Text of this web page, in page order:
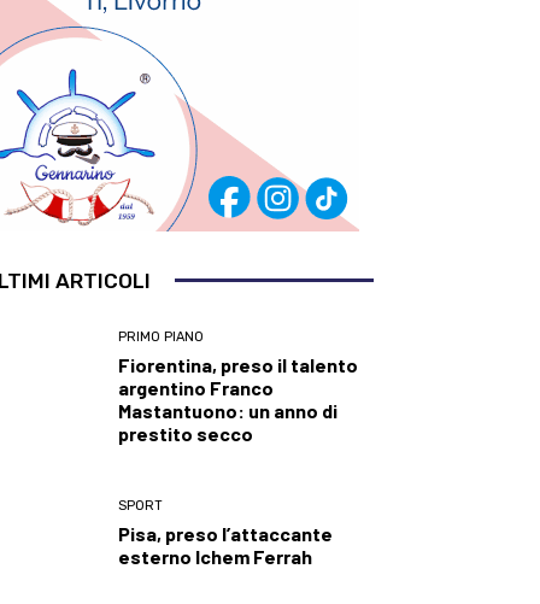
ARTICOLI
PRIMO PIANO
Fiorentina, preso il talento
argentino Franco
Mastantuono: un anno di
prestito secco
SPORT
Pisa, preso l’attaccante
esterno Ichem Ferrah